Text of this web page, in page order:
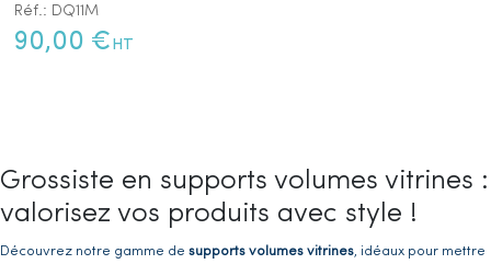
Réf.: DQ11M
90,00 € HT
Grossiste en supports volumes vitrines :
valorisez vos produits avec style !
Découvrez notre gamme de supports volumes vitrines, idéaux pour mettre